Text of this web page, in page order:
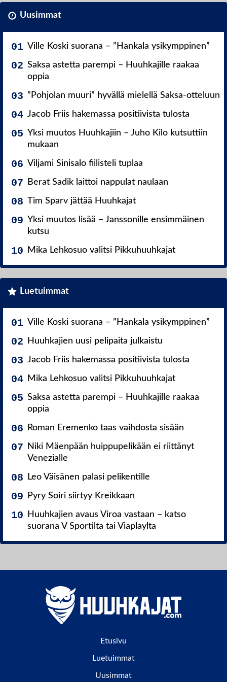
Uusimmat
Ville Koski suorana – ”Hankala ysikymppinen”
Saksa astetta parempi – Huuhkajille raakaa
oppia
”Pohjolan muuri” hyvällä mielellä Saksa-otteluun
Jacob Friis hakemassa positiivista tulosta
Yksi muutos Huuhkajiin – Juho Kilo kutsuttiin
mukaan
Viljami Sinisalo fiilisteli tuplaa
Berat Sadik laittoi nappulat naulaan
Tim Sparv jättää Huuhkajat
Yksi muutos lisää – Janssonille ensimmäinen
kutsu
Mika Lehkosuo valitsi Pikkuhuuhkajat
Luetuimmat
Ville Koski suorana – ”Hankala ysikymppinen”
Huuhkajien uusi pelipaita julkaistu
Jacob Friis hakemassa positiivista tulosta
Mika Lehkosuo valitsi Pikkuhuuhkajat
Saksa astetta parempi – Huuhkajille raakaa
oppia
Roman Eremenko taas vaihdosta sisään
Niki Mäenpään huippupelikään ei riittänyt
Venezialle
Leo Väisänen palasi pelikentille
Pyry Soiri siirtyy Kreikkaan
Huuhkajien avaus Viroa vastaan – katso
suorana V Sportilta tai Viaplaylta
Etusivu
Luetuimmat
Uusimmat